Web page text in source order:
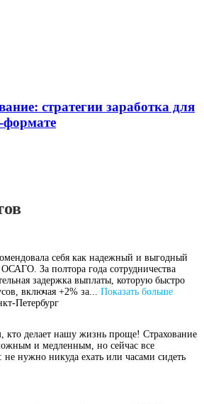
стратегии заработка для
формате
себя как надежный и выгодный
За полтора года сотрудничества
задержка выплаты, которую быстро
включая +2% за... Показать больше
Петербург
кто делает нашу жизнь проще! Страхование
и медленным, но сейчас все
не нужно никуда ехать или часами сидеть